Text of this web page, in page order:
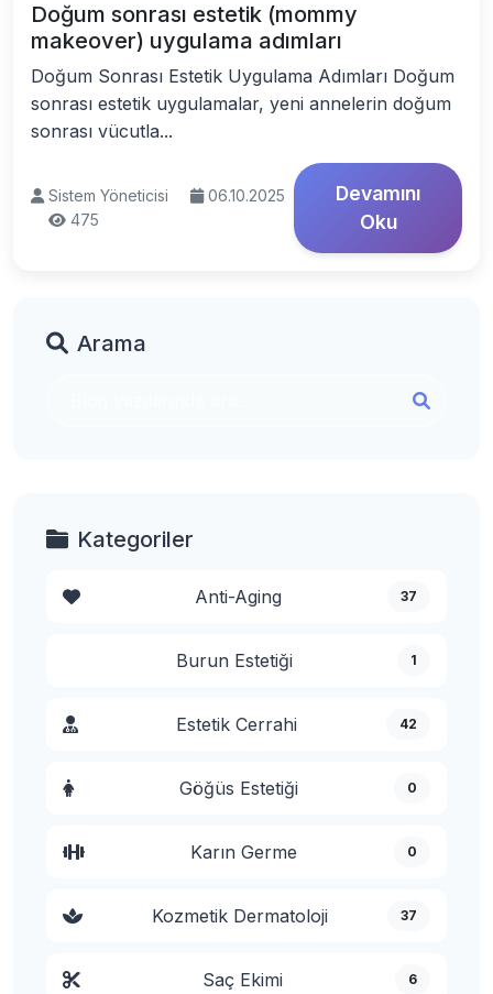
Doğum sonrası estetik (mommy
makeover) uygulama adımları
Doğum Sonrası Estetik Uygulama Adımları Doğum
sonrası estetik uygulamalar, yeni annelerin doğum
sonrası vücutla...
Sistem Yöneticisi
06.10.2025
475
Devamını
Oku
Arama
Kategoriler
Anti-Aging 37
Burun Estetiği 1
Estetik Cerrahi 42
Göğüs Estetiği 0
Karın Germe 0
Kozmetik Dermatoloji 37
Saç Ekimi 6